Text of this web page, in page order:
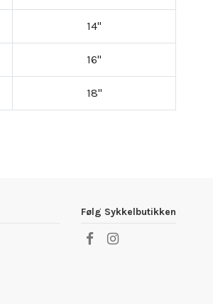
14"
16"
18"
Følg Sykkelbutikken